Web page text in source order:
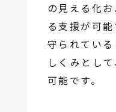
の見える化
る支援が可
守られてい
しくみとし
可能です。